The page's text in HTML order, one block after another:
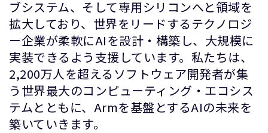
ブシステム、そして専用シリコンへと領域を
拡大しており、世界をリードするテクノロジ
ー企業が柔軟にAIを設計・構築し、大規模に
実装できるよう支援しています。私たちは、
2,200万人を超えるソフトウェア開発者が集
う世界最大のコンピューティング・エコシス
テムとともに、Armを基盤とするAIの未来を
築いていきます。